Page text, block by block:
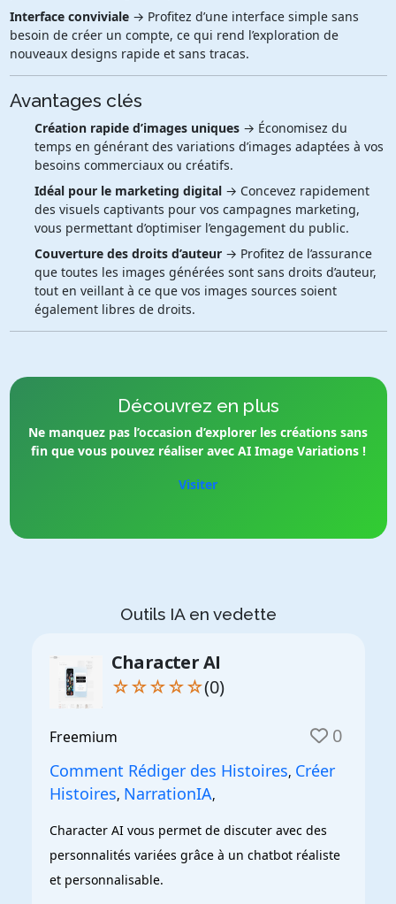
Interface conviviale→ Profitez d’une interface simple sans
besoin de créer un compte, ce qui rend l’exploration de
nouveaux designs rapide et sans tracas.
Avantages clés
Création rapide d’images uniques→ Économisez du
temps en générant des variations d’images adaptées à vos
besoins commerciaux ou créatifs.
Idéal pour le marketing digital→ Concevez rapidement
des visuels captivants pour vos campagnes marketing,
vous permettant d’optimiser l’engagement du public.
Couverture des droits d’auteur→ Profitez de l’assurance
que toutes les images générées sont sans droits d’auteur,
tout en veillant à ce que vos images sources soient
également libres de droits.
Découvrez en plus
Ne manquez pas l’occasion d’explorer les créations sans
fin que vous pouvez réaliser avec AI Image Variations !
Visiter
Outils IA en vedette
Character AI
☆☆☆☆☆(0)
Freemium 0
Comment Rédiger des Histoires, Créer
Histoires, NarrationIA,
Character AI vous permet de discuter avec des
personnalités variées grâce à un chatbot réaliste
et personnalisable.